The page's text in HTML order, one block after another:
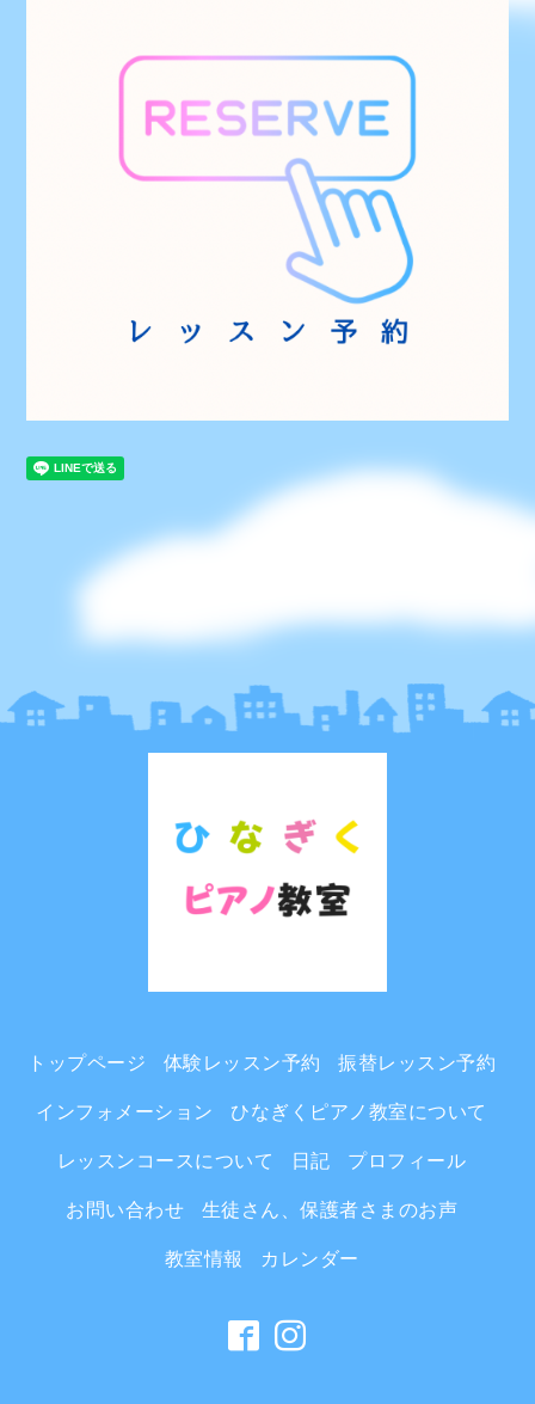
トップページ 体験レッスン予約 振替レッスン予約
インフォメーション ひなぎくピアノ教室について
レッスンコースについて 日記 プロフィール
お問い合わせ 生徒さん、保護者さまのお声
教室情報 カレンダー